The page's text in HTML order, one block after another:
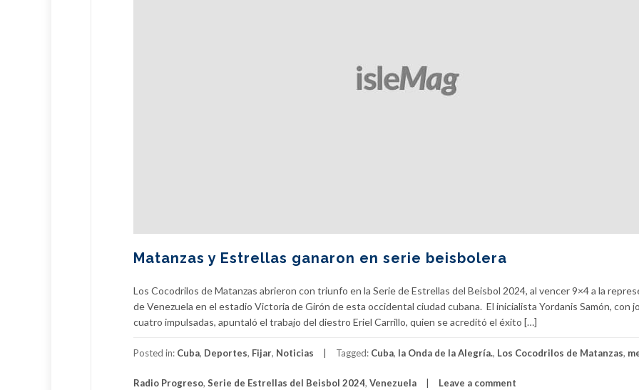
Matanzas y Estrellas ganaron en serie beisbolera
Los Cocodrilos de Matanzas abrieron con triunfo en la Serie de Estrellas del Beisbol 2024, al vencer 9×4 a la
de Venezuela en el estadio Victoria de Girón de esta occidental ciudad cubana. El inicialista Yordanis Samón, con
cuatro impulsadas, apuntaló el trabajo del diestro Eriel Carrillo, quien se acreditó el éxito […]
Posted in: Cuba, Deportes, Fijar, Noticias Tagged: Cuba, la Onda de la Alegría., Los Cocodrilos de Matanzas,
Radio Progreso, Serie de Estrellas del Beisbol 2024, Venezuela Leave a comment